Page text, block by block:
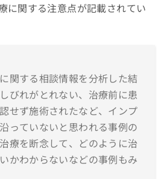
に関する注意点が記載されてい
関する相談情報を分析した結
びれがとれない、治療前に患
せず施術されたなど、インプ
っていないと思われる事例の
療を断念して、どのように治
かわからないなどの事例もみ